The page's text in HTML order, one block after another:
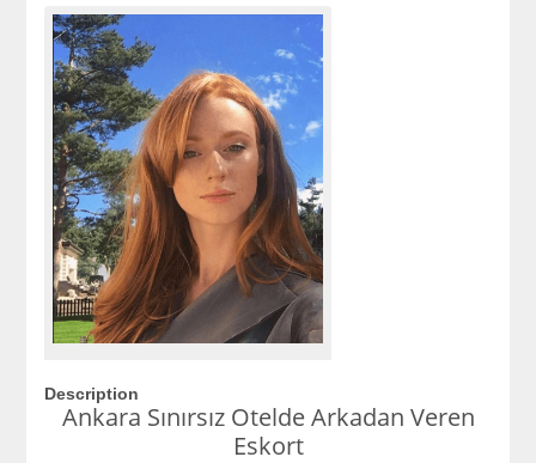
Description
Ankara Sınırsız Otelde Arkadan Veren
Eskort